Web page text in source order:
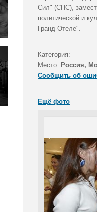
Сил" (СПС),
политической и
Гранд-Отеле".
Категория:
Место: Россия,
Сообщить об
Ещё фото